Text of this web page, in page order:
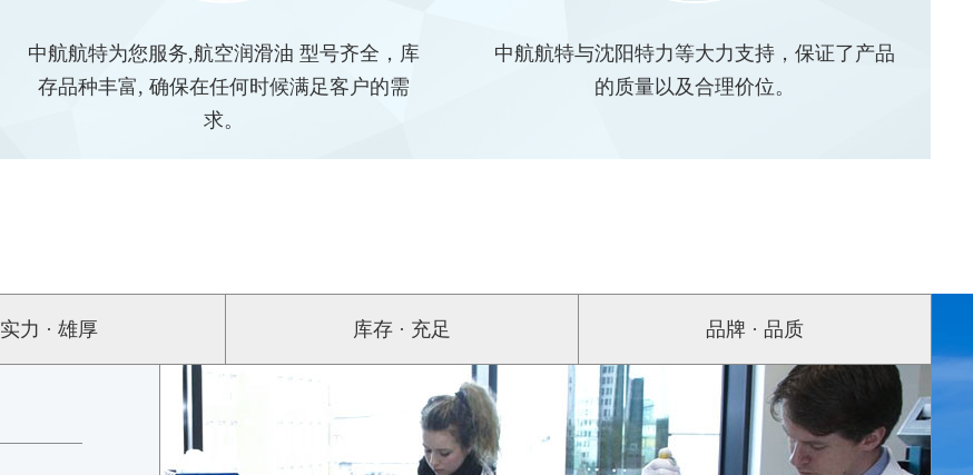
中航航特为您服务,航空润滑油 型号齐全，库
存品种丰富, 确保在任何时候满足客户的需
求。
中航航特与沈阳特力等大力支持，保证了产品
的质量以及合理价位。
实力 · 雄厚 库存 · 充足 品牌 · 品质